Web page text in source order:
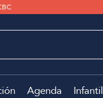
Agenda Infantil